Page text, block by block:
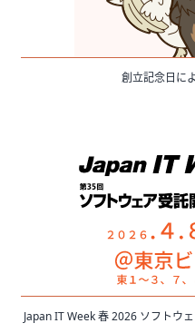
創立記念日に
Japan IT Week 春 2026 ソフトウ